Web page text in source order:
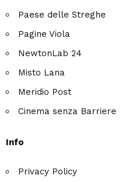
Paese delle Streghe
Pagine Viola
NewtonLab 24
Misto Lana
Meridio Post
Cinema senza Barriere
Info
Privacy Policy